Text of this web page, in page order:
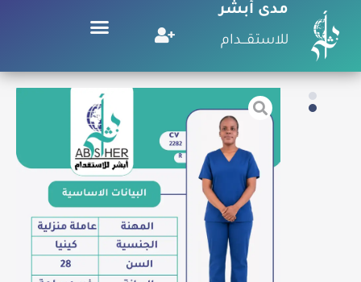
مدى أبشر
للاستقـــدام